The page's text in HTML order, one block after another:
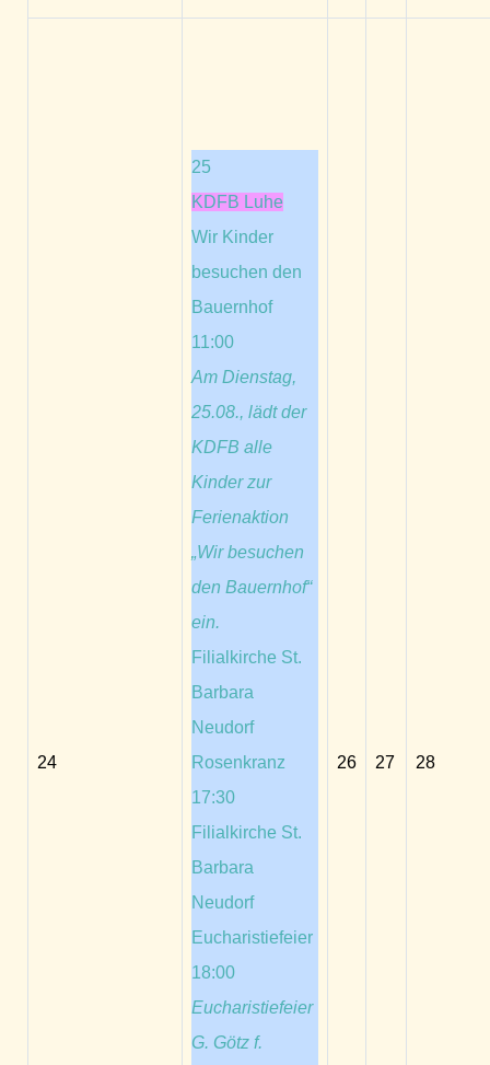
24
25
KDFB Luhe
Wir Kinder
besuchen den
Bauernhof
11:00
Am Dienstag,
25.08., lädt der
KDFB alle
Kinder zur
Ferienaktion
„Wir besuchen
den Bauernhof“
ein.
Filialkirche St.
Barbara
Neudorf
Rosenkranz
17:30
Filialkirche St.
Barbara
Neudorf
Eucharistiefeier
18:00
Eucharistiefeier
G. Götz f.
26 27 28